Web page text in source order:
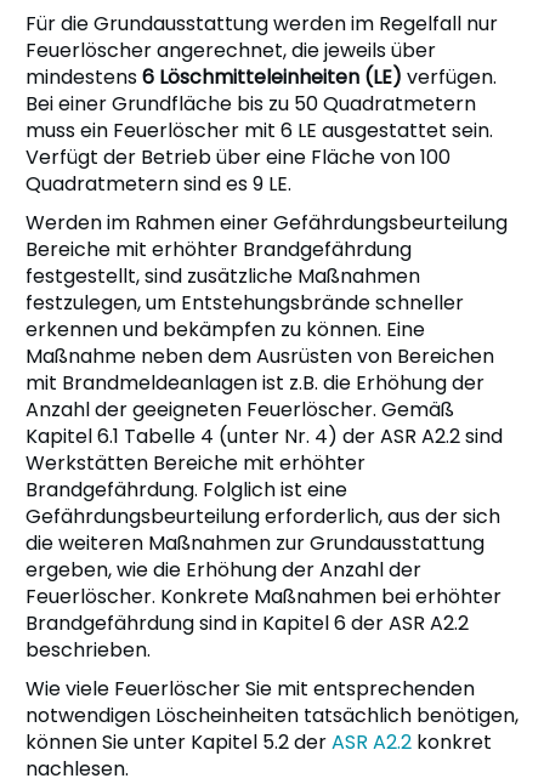
Für die Grundausstattung werden im Regelfall nur
Feuerlöscher angerechnet, die jeweils über
mindestens6 Löschmitteleinheiten (LE) verfügen.
Bei einer Grundfläche bis zu 50 Quadratmetern
muss ein Feuerlöscher mit 6 LE ausgestattet sein.
Verfügt der Betrieb über eine Fläche von 100
Quadratmetern sind es 9 LE.
Werden im Rahmen einer Gefährdungsbeurteilung
Bereiche mit erhöhter Brandgefährdung
festgestellt, sind zusätzliche Maßnahmen
festzulegen, um Entstehungsbrände schneller
erkennen und bekämpfen zu können. Eine
Maßnahme neben dem Ausrüsten von Bereichen
mit Brandmeldeanlagen ist z.B. die Erhöhung der
Anzahl der geeigneten Feuerlöscher. Gemäß
Kapitel 6.1 Tabelle 4 (unter Nr. 4) der ASR A2.2 sind
Werkstätten Bereiche mit erhöhter
Brandgefährdung. Folglich ist eine
Gefährdungsbeurteilung erforderlich, aus der sich
die weiteren Maßnahmen zur Grundausstattung
ergeben, wie die Erhöhung der Anzahl der
Feuerlöscher. Konkrete Maßnahmen bei erhöhter
Brandgefährdung sind in Kapitel 6 der ASR A2.2
beschrieben.
Wie viele Feuerlöscher Sie mit entsprechenden
notwendigen Löscheinheiten tatsächlich benötigen,
können Sie unter Kapitel 5.2 derASR A2.2 konkret
nachlesen.